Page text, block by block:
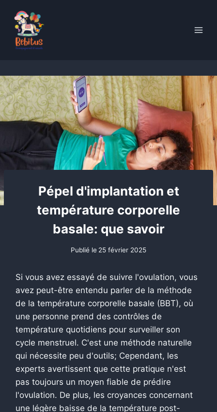
content
Pépel d'implantation et
température corporelle
basale: que savoir
Publié le 25 février 2025
Si vous avez essayé de suivre l'ovulation, vous
avez peut-être entendu parler de la méthode
de la température corporelle basale (BBT), où
une personne prend des contrôles de
température quotidiens pour surveiller son
cycle menstruel. C'est une méthode naturelle
qui nécessite peu d'outils; Cependant, les
experts avertissent que cette pratique n'est
pas toujours un moyen fiable de prédire
l'ovulation. De plus, les croyances concernant
une légère baisse de la température post-